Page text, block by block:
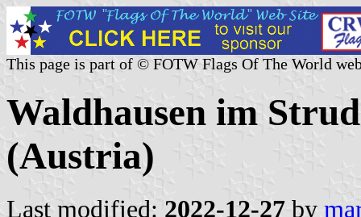
This page is part of © FOTW Flags Of The World
Waldhausen im
(Austria)
Last modified: 2022-12-27 by